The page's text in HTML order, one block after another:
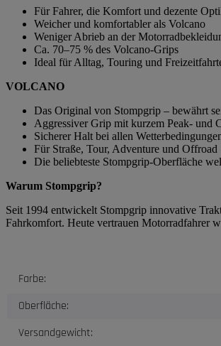
Für Fahrer, die Komfort und dezente
Weicher und komfortabler als Volcano
Weniger Abrieb an der
Ca. 70–75 % des Volcano-Grips
Ideal für Alltag, Touring und
VOLCANO
Das Original von Stompgrip – bewährt
Aggressiver Grip mit kurzem Peak- und
Sicherer Halt bei allen
Für Straße, Tour, Adventure und Offroad
Die beliebteste Stompgrip-Oberfläche
Warum Stompgrip?
Seit 1994 entwickelt Stompgrip innovative
Fahrkomfort. Heute vertrauen Motorradfahrer
Produkteigenschaft
Wert
Farbe:
Oberfläche:
Versandgewicht: